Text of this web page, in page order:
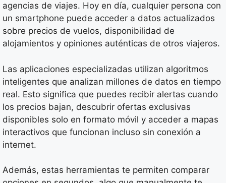
agencias de viajes. Hoy en día, cualquier persona con
un smartphone puede acceder a datos actualizados
sobre precios de vuelos, disponibilidad de
alojamientos y opiniones auténticas de otros viajeros.
Las aplicaciones especializadas utilizan algoritmos
inteligentes que analizan millones de datos en tiempo
real. Esto significa que puedes recibir alertas cuando
los precios bajan, descubrir ofertas exclusivas
disponibles solo en formato móvil y acceder a mapas
interactivos que funcionan incluso sin conexión a
internet.
Además, estas herramientas te permiten comparar